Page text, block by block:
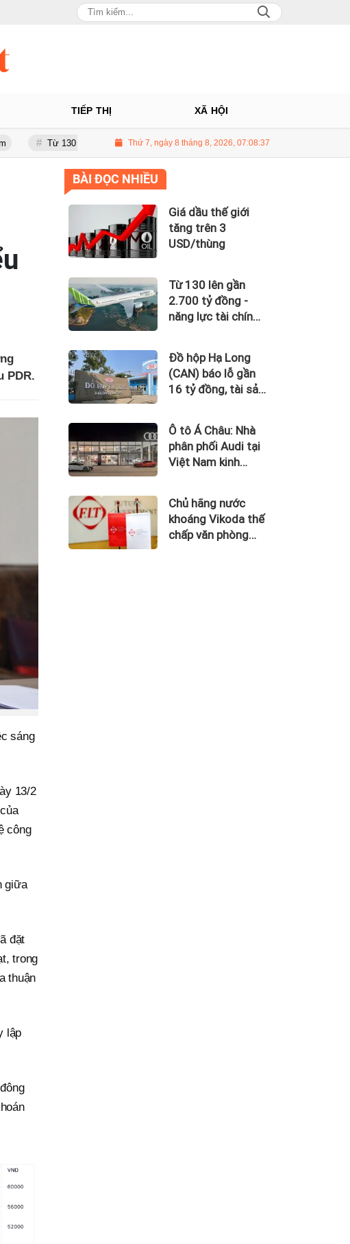
TIẾP THỊ XÃ HỘI
130 lên gần 2.700 tỷ đồng - năng lực tài chính của Bamboo Airways nhìn từ công
Thứ 7, ngày 8 tháng 8, 2026, 07:08:38
PDR.
sáng
13/2
công
giữa
đặt
trong
thuận
lập
BÀI ĐỌC NHIỀU
Giá dầu thế giới
tăng trên 3
USD/thùng
Từ 130 lên gần
2.700 tỷ đồng -
năng lực tài chính
Airways nhìn từ
công nợ với ACV
Đồ hộp Hạ Long
(CAN) báo lỗ gần
16 tỷ đồng, tài sản
sau nửa năm
Ô tô Á Châu: Nhà
phân phối Audi tại
Việt Nam kinh
Chủ hãng nước
khoáng Vikoda thế
chấp văn phòng